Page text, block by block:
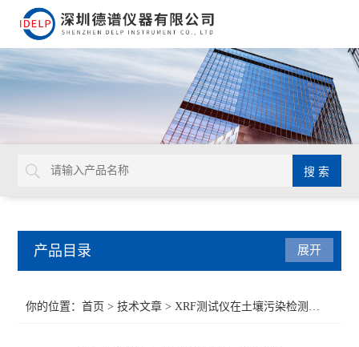
产品目录 展开
你的位置：首页 >技术文章 > XRF测试仪在土壤污染检测中的应用